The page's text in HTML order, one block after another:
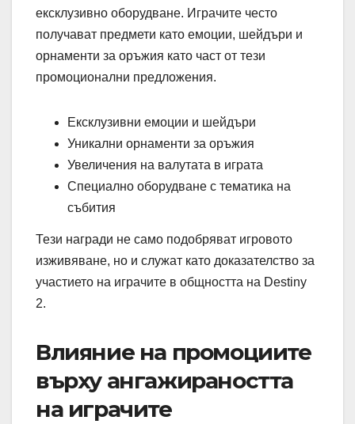
ексклузивно оборудване. Играчите често
получават предмети като емоции, шейдъри и
орнаменти за оръжия като част от тези
промоционални предложения.
Ексклузивни емоции и шейдъри
Уникални орнаменти за оръжия
Увеличения на валутата в играта
Специално оборудване с тематика на
събития
Тези награди не само подобряват игровото
изживяване, но и служат като доказателство за
участието на играчите в общността на Destiny
2.
Влияние на промоциите
върху ангажираността
на играчите